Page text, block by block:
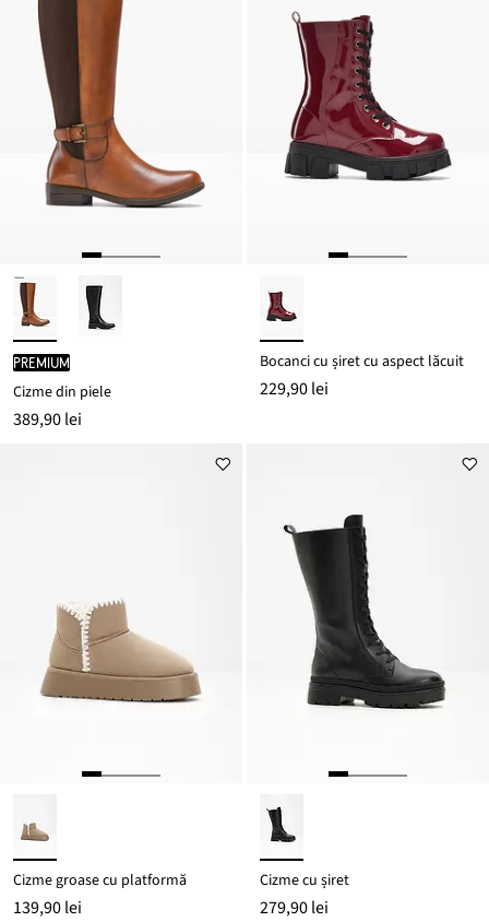
PREMIUM
Cizme din piele
389,90 lei
Bocanci cu șiret cu aspect lăcuit
229,90 lei
Cizme groase cu platformă
139,90 lei
Cizme cu șiret
279,90 lei